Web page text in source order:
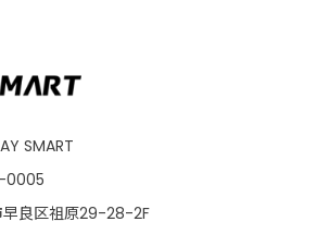
SMART
0005
早良区祖原29-28-2F